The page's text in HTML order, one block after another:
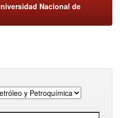
Nacional de